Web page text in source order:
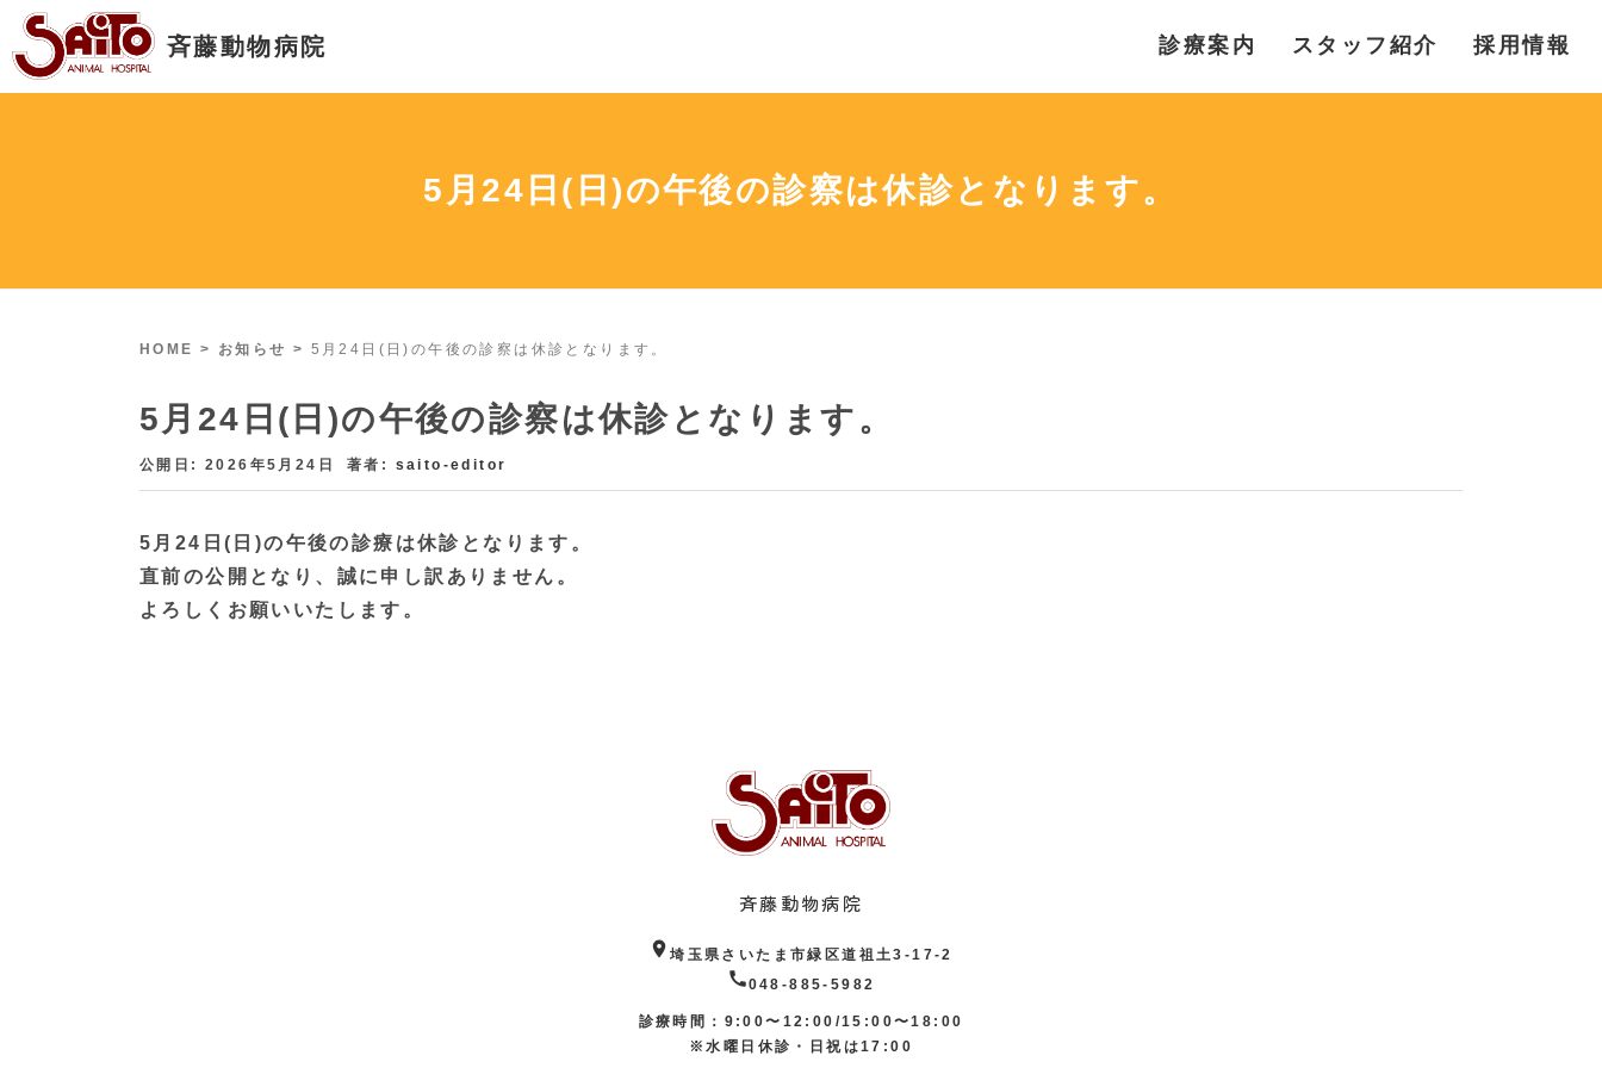
診療案内 スタッフ紹介 採用情報
5月24日(日)の午後の診察は休診となります。
HOME > お知らせ > 5月24日(日)の午後の診察は休診となります。
5月24日(日)の午後の診察は休診となります。
公開日: 2026年5月24日 著者: saito-editor
5月24日(日)の午後の診療は休診となります。
直前の公開となり、誠に申し訳ありません。
よろしくお願いいたします。
斉藤動物病院
location_on埼玉県さいたま市緑区道祖土3-17-2
call048-885-5982
診療時間：9:00〜12:00/15:00〜18:00
※水曜日休診・日祝は17:00